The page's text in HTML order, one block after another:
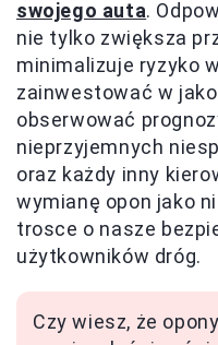
swojego auta.
nie tylko zwiększa
minimalizuje ryzyko
zainwestować w
obserwować
nieprzyjemnych
oraz każdy inny
wymianę opon jako
trosce o nasze
użytkowników dróg.
Czy wiesz, że